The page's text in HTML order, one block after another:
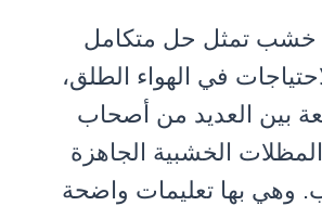
خشب تمثل حل متكامل
في الهواء الطلق،
بين العديد من أصحاب
المظلات الخشبية الجاهزة
وهي بها تعليمات واضحة